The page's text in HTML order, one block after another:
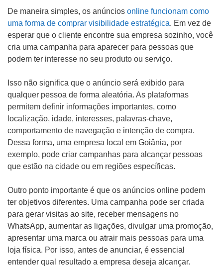
De maneira simples, os anúncios online funcionam como
uma forma de comprar visibilidade estratégica. Em vez de
esperar que o cliente encontre sua empresa sozinho, você
cria uma campanha para aparecer para pessoas que
podem ter interesse no seu produto ou serviço.
Isso não significa que o anúncio será exibido para
qualquer pessoa de forma aleatória. As plataformas
permitem definir informações importantes, como
localização, idade, interesses, palavras-chave,
comportamento de navegação e intenção de compra.
Dessa forma, uma empresa local em Goiânia, por
exemplo, pode criar campanhas para alcançar pessoas
que estão na cidade ou em regiões específicas.
Outro ponto importante é que os anúncios online podem
ter objetivos diferentes. Uma campanha pode ser criada
para gerar visitas ao site, receber mensagens no
WhatsApp, aumentar as ligações, divulgar uma promoção,
apresentar uma marca ou atrair mais pessoas para uma
loja física. Por isso, antes de anunciar, é essencial
entender qual resultado a empresa deseja alcançar.